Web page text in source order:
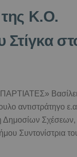
Κ.Ο.
αντιστράτηγο
Σχέσεων,
Συντονίστρια